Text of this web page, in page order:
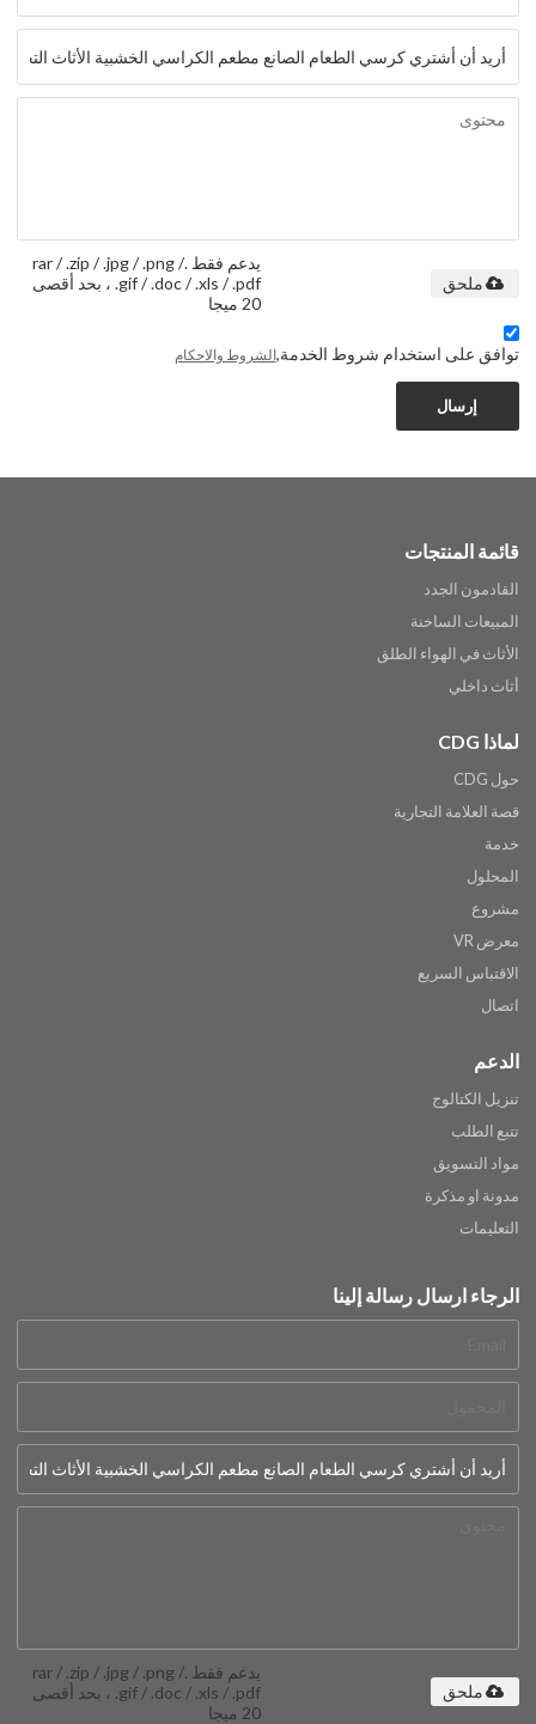
يدعم فقط .rar / .zip / .jpg / .png /
.gif / .doc / .xls / .pdf ، بحد أقصى
20 ميجا
ملحق
توافق على استخدام شروط الخدمة,الشروط والاحكام
إرسال
قائمة المنتجات
القادمون الجدد
المبيعات الساخنة
الأثاث في الهواء الطلق
أثاث داخلي
لماذا CDG
حول CDG
قصة العلامة التجارية
خدمة
المحلول
مشروع
معرض VR
الاقتباس السريع
اتصال
الدعم
تنزيل الكتالوج
تتبع الطلب
مواد التسويق
مدونة او مذكرة
التعليمات
الرجاء ارسال رسالة إلينا
يدعم فقط .rar / .zip / .jpg / .png /
.gif / .doc / .xls / .pdf ، بحد أقصى
20 ميجا
ملحق